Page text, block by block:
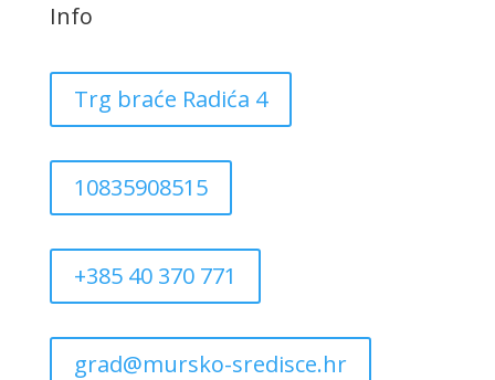
Info
Trg braće Radića 4
10835908515
+385 40 370 771
grad@mursko-sredisce.hr